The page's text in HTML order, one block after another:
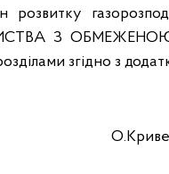
розвитку
З
згідно з